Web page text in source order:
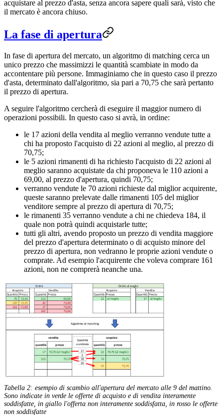
acquistare al prezzo d'asta, senza ancora sapere quali sarà, visto che
il mercato è ancora chiuso.
La fase di apertura
In fase di apertura del mercato, un algoritmo di matching cerca un
unico prezzo che massimizzi le quantità scambiate in modo da
accontentare più persone. Immaginiamo che in questo caso il prezzo
d'asta, determinato dall'algoritmo, sia pari a 70,75 che sarà pertanto
il prezzo di apertura.
A seguire l'algoritmo cercherà di eseguire il maggior numero di
operazioni possibili. In questo caso si avrà, in ordine:
le 17 azioni della vendita al meglio verranno vendute tutte a
chi ha proposto l'acquisto di 22 azioni al meglio, al prezzo di
70,75;
le 5 azioni rimanenti di ha richiesto l'acquisto di 22 azioni al
meglio saranno acquistate da chi proponeva le 110 azioni a
69,00, al prezzo d'apertura, quindi 70,75;
verranno vendute le 70 azioni richieste dal miglior acquirente,
queste saranno prelevate dalle rimanenti 105 del miglior
venditore sempre al prezzo di apertura di 70,75;
le rimanenti 35 verranno vendute a chi ne chiedeva 184, il
quale non potrà quindi acquistarle tutte;
tutti gli altri, avendo proposto un prezzo di vendita maggiore
del prezzo d'apertura determinato o di acquisto minore del
prezzo di apertura, non vedranno le proprie azioni vendute o
comprate. Ad esempio l'acquirente che voleva comprare 161
azioni, non ne comprerà neanche una.
Tabella 2: esempio di scambio all'apertura del mercato alle 9 del mattino.
Sono indicate in verde le offerte di acquisto e di vendita interamente
soddisfatte, in giallo l'offerta non interamente soddisfatta, in rosso le offerte
non soddisfatte